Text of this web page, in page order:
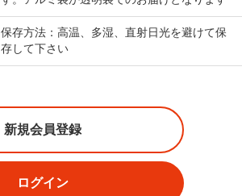
保存方法：高温、多湿、直射日光を避けて保
存して下さい
新規会員登録
ログイン